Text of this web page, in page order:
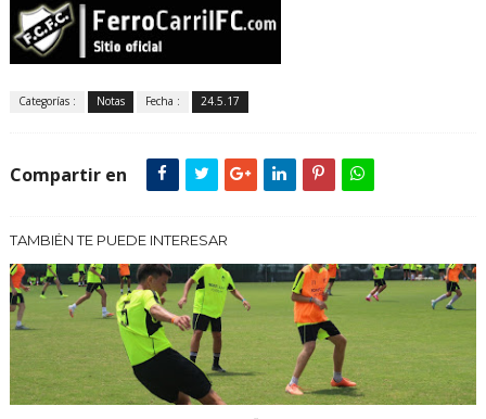
Categorías : Notas Fecha : 24.5.17
Compartir en
TAMBIÉN TE PUEDE INTERESAR